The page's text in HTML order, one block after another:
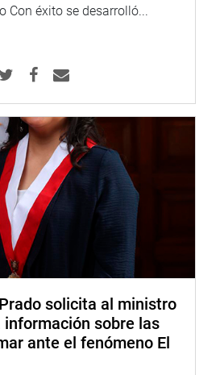
Con éxito se desarrolló...
solicita al ministro
sobre las
ante el fenómeno El